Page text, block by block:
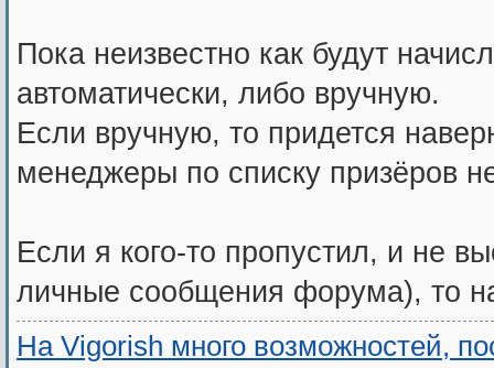
Пока неизвестно как будут
автоматически, либо вручную.
Если вручную, то придется
менеджеры по списку призёров
Если я кого-то пропустил, и не
личные сообщения форума), то
На Vigorish много возможностей,